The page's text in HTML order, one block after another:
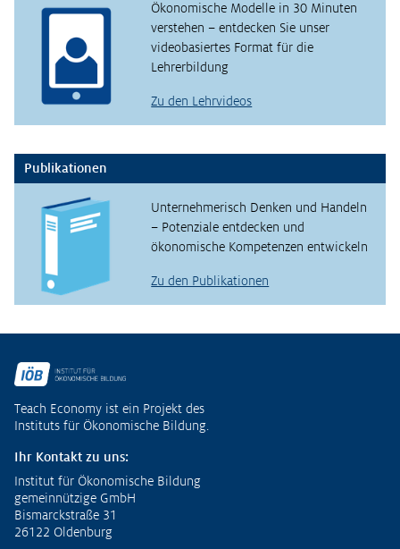
Ökonomische Modelle in 30 Minuten
verstehen – entdecken Sie unser
videobasiertes Format für die
Lehrerbildung
Zu den Lehrvideos
Publikationen
Unternehmerisch Denken und Handeln
– Potenziale entdecken und
ökonomische Kompetenzen entwickeln
Zu den Publikationen
Teach Economy ist ein Projekt des
Instituts für Ökonomische Bildung.
Ihr Kontakt zu uns:
Institut für Ökonomische Bildung
gemeinnützige GmbH
Bismarckstraße 31
26122 Oldenburg